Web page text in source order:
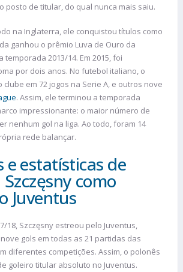
posto de titular, do qual nunca mais saiu.
na Inglaterra, ele conquistou títulos como
ganhou o prêmio Luva de Ouro da
temporada 2013/14. Em 2015, foi
por dois anos. No futebol italiano, o
em 72 jogos na Serie A, e outros nove
. Assim, ele terminou a temporada
impressionante: o maior número de
nenhum gol na liga. Ao todo, foram 14
rede balançar.
e estatísticas de
como
Juventus
18, Szczęsny estreou pelo Juventus,
gols em todas as 21 partidas das
diferentes competições. Assim, o polonês
goleiro titular absoluto no Juventus.